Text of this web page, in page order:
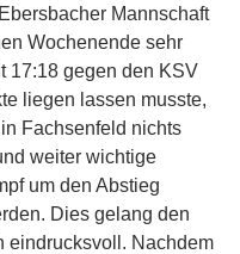
Mannschaft
Wochenende sehr
17:18 gegen den KSV
liegen lassen musste,
Fachsenfeld nichts
weiter wichtige
um den Abstieg
Dies gelang den
eindrucksvoll. Nachdem